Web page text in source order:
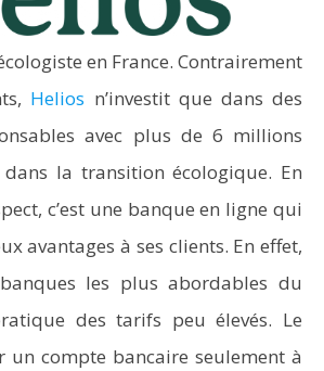
en France. Contrairement
Helios n’investit que dans des
avec plus de 6 millions
dans la transition écologique. En
c’est une banque en ligne qui
avantages à ses clients. En effet,
banques les plus abordables du
des tarifs peu élevés. Le
un compte bancaire seulement à